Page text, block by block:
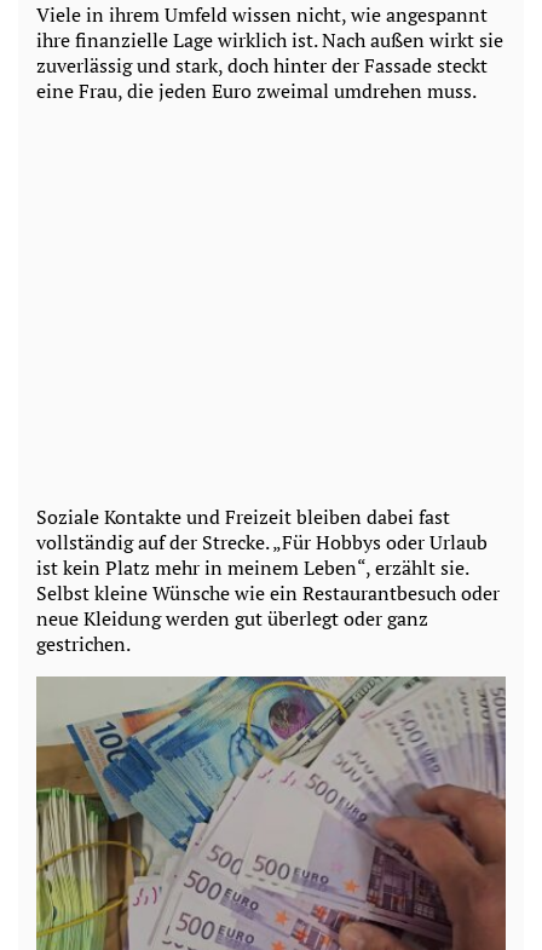
Viele in ihrem Umfeld wissen nicht, wie angespannt
ihre finanzielle Lage wirklich ist. Nach außen wirkt sie
zuverlässig und stark, doch hinter der Fassade steckt
eine Frau, die jeden Euro zweimal umdrehen muss.
Soziale Kontakte und Freizeit bleiben dabei fast
vollständig auf der Strecke. „Für Hobbys oder Urlaub
ist kein Platz mehr in meinem Leben“, erzählt sie.
Selbst kleine Wünsche wie ein Restaurantbesuch oder
neue Kleidung werden gut überlegt oder ganz
gestrichen.